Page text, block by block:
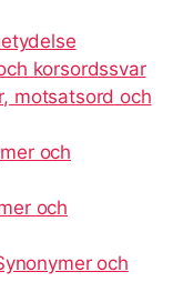
korsordssvar
motsatsord och
och
och
och